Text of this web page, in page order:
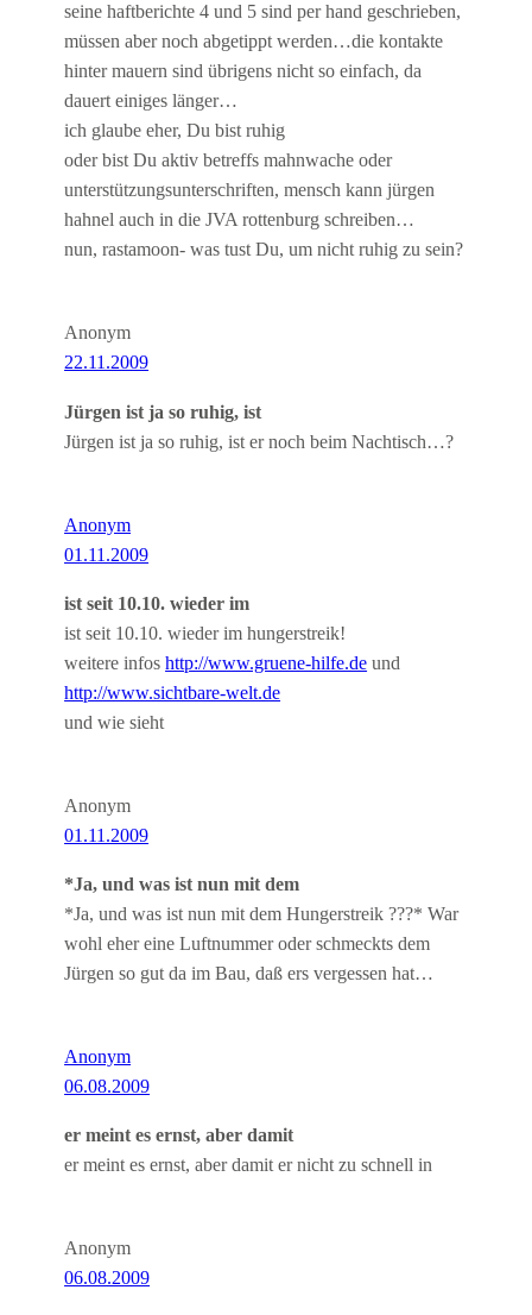
seine haftberichte 4 und 5 sind per hand geschrieben,
müssen aber noch abgetippt werden…die kontakte
hinter mauern sind übrigens nicht so einfach, da
dauert einiges länger…
ich glaube eher, Du bist ruhig
oder bist Du aktiv betreffs mahnwache oder
unterstützungsunterschriften, mensch kann jürgen
hahnel auch in die JVA rottenburg schreiben…
nun, rastamoon- was tust Du, um nicht ruhig zu sein?
Anonym
22.11.2009
Jürgen ist ja so ruhig, ist
Jürgen ist ja so ruhig, ist er noch beim Nachtisch…?
Anonym
01.11.2009
ist seit 10.10. wieder im
ist seit 10.10. wieder im hungerstreik!
weitere infoshttp://www.gruene-hilfe.de und
http://www.sichtbare-welt.de
und wie sieht
Anonym
01.11.2009
*Ja, und was ist nun mit dem
*Ja, und was ist nun mit dem Hungerstreik ???* War
wohl eher eine Luftnummer oder schmeckts dem
Jürgen so gut da im Bau, daß ers vergessen hat…
Anonym
06.08.2009
er meint es ernst, aber damit
er meint es ernst, aber damit er nicht zu schnell in
Anonym
06.08.2009